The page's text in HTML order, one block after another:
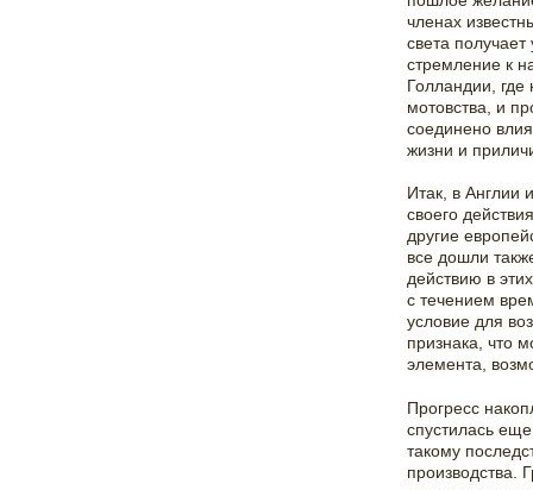
членах
света получает
стремление к
Голландии,
мотовства, и
соединено
жизни и
Итак, в Англии
своего
другие
все дошли
действию в
с течением
условие для
признака, что
элемента,
Прогресс
спустилась
такому
производства.